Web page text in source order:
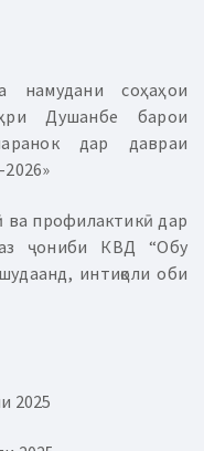
намудани соҳаҳои
Душанбе барои
дар давраи
ва профилактикӣ дар
ҷониби КВД “Обу
интиқоли оби
2025